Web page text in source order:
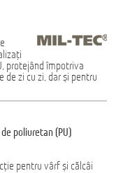
protejând împotriva
zi cu zi, dar și pentru
poliuretan (PU)
pentru vârf și călcâi